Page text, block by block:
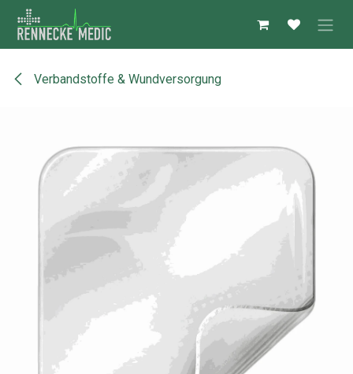
Zum Inhalt springen
Verbandstoffe & Wundversorgung